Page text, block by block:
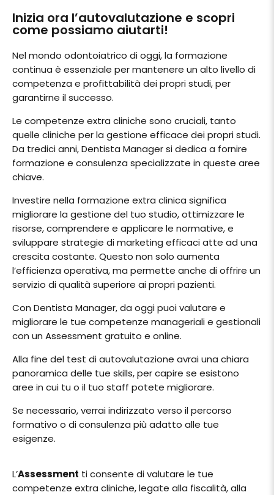
Inizia ora l’autovalutazione e scopri
come possiamo aiutarti!
Nel mondo odontoiatrico di oggi, la formazione
continua è essenziale per mantenere un alto livello di
competenza e profittabilità dei propri studi, per
garantirne il successo.
Le competenze extra cliniche sono cruciali, tanto
quelle cliniche per la gestione efficace dei propri studi.
Da tredici anni, Dentista Manager si dedica a fornire
formazione e consulenza specializzate in queste aree
chiave.
Investire nella formazione extra clinica significa
migliorare la gestione del tuo studio, ottimizzare le
risorse, comprendere e applicare le normative, e
sviluppare strategie di marketing efficaci atte ad una
crescita costante. Questo non solo aumenta
l’efficienza operativa, ma permette anche di offrire un
servizio di qualità superiore ai propri pazienti.
Con Dentista Manager, da oggi puoi valutare e
migliorare le tue competenze manageriali e gestionali
con un Assessment gratuito e online.
Alla fine del test di autovalutazione avrai una chiara
panoramica delle tue skills, per capire se esistono
aree in cui tu o il tuo staff potete migliorare.
Se necessario, verrai indirizzato verso il percorso
formativo o di consulenza più adatto alle tue
esigenze.
L’Assessment ti consente di valutare le tue
competenze extra cliniche, legate alla fiscalità, alla